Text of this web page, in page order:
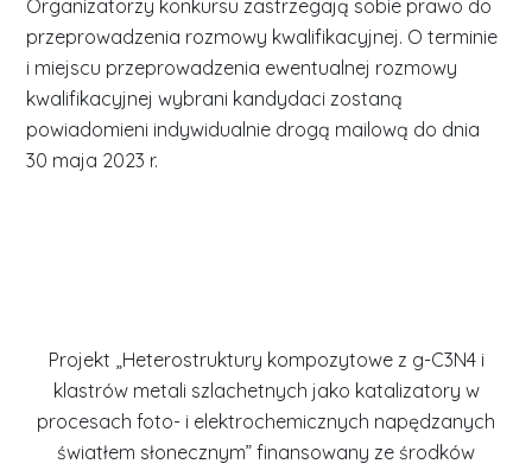
Organizatorzy konkursu zastrzegają sobie prawo do
przeprowadzenia rozmowy kwalifikacyjnej. O terminie
i miejscu przeprowadzenia ewentualnej rozmowy
kwalifikacyjnej wybrani kandydaci zostaną
powiadomieni indywidualnie drogą mailową do dnia
30 maja 2023 r.
Projekt „Heterostruktury kompozytowe z g-C3N4 i
klastrów metali szlachetnych jako katalizatory w
procesach foto- i elektrochemicznych napędzanych
światłem słonecznym” finansowany ze środków